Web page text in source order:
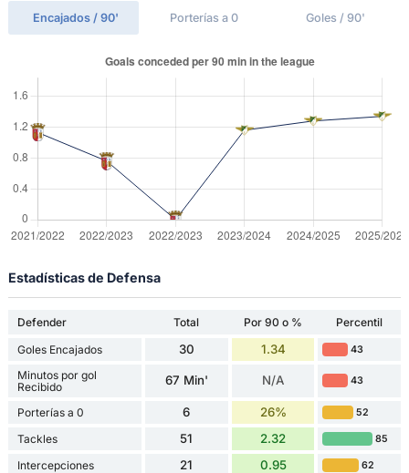
Encajados / 90' Porterías a 0 Goles / 90'
Estadísticas de Defensa
Defender Total Por 90 o %
Percentil
Goles Encajados
30 1.34 43
Minutos por gol
Recibido
67 Min' N/A 43
Porterías a 0 6 26% 52
Tackles 51 2.32 85
Intercepciones 21 0.95 62